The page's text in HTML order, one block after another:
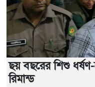
ছয় বছরের শিশু ধর্ষণ-
রিমান্ড